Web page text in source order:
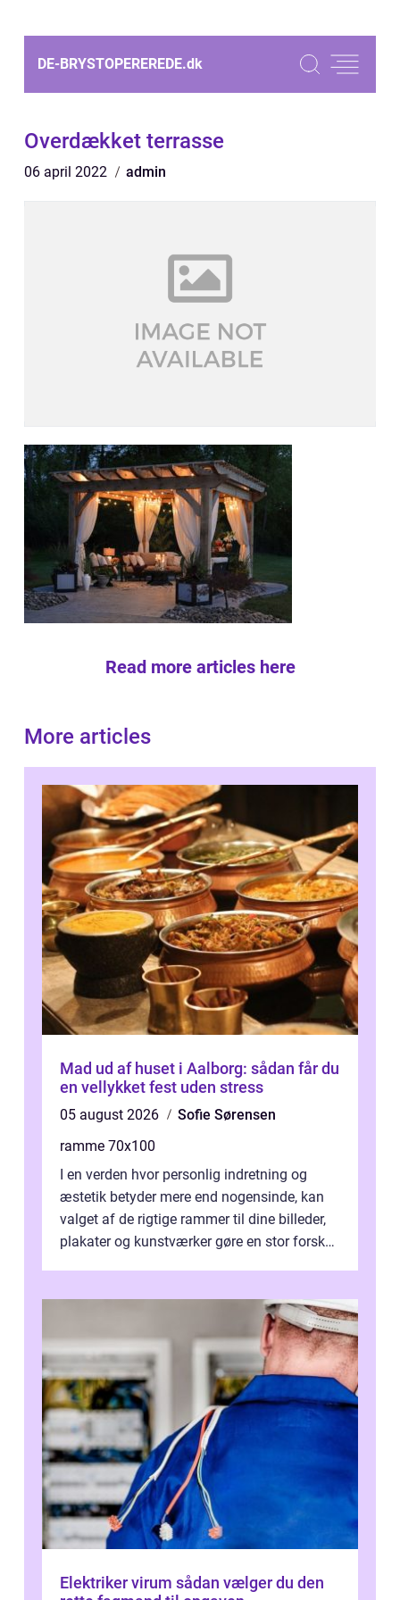
DE-BRYSTOPEREREDE.dk
Overdækket terrasse
06 april 2022 admin
Read more articles here
More articles
Mad ud af huset i Aalborg: sådan får du
en vellykket fest uden stress
05 august 2026
Sofie Sørensen
ramme 70x100
I en verden hvor personlig indretning og
æstetik betyder mere end nogensinde, kan
valget af de rigtige rammer til dine billeder,
plakater og kunstværker gøre en stor forskel.
Elektriker virum sådan vælger du den